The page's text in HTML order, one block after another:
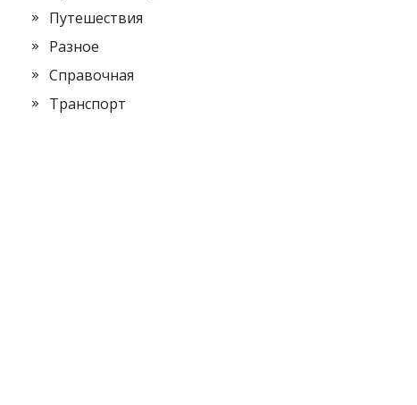
Путешествия
Разное
Справочная
Транспорт